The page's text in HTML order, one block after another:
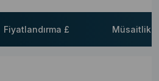
Fiyatlandırma £ Müsaitlik